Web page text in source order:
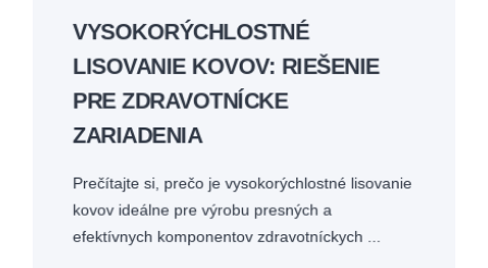
VYSOKORÝCHLOSTNÉ
LISOVANIE KOVOV: RIEŠENIE
PRE ZDRAVOTNÍCKE
ZARIADENIA
Prečítajte si, prečo je vysokorýchlostné lisovanie
kovov ideálne pre výrobu presných a
efektívnych komponentov zdravotníckych ...